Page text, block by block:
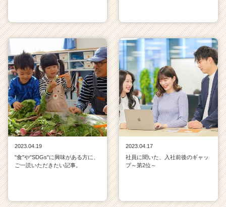
2023.04.19
"食"や"SDGs"に興味がある方に、
ご一読いただきたい記事。
2023.04.17
社員に聞いた、入社前後のギャッ
プ～第2位～